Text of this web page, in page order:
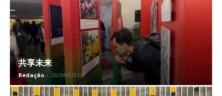
共享未来
Redação - 2026年8月3日